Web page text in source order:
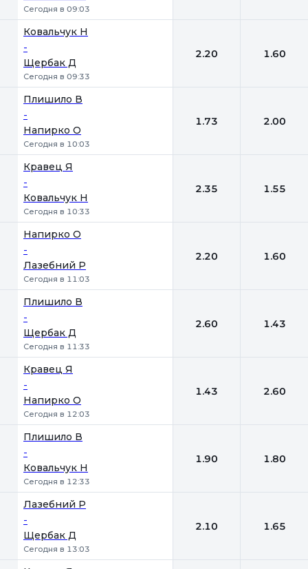
Сегодня в 09:03
Ковальчук Н
-
Щербак Д
Сегодня в 09:33
2.20 1.60
Плишило В
-
Напирко О
Сегодня в 10:03
1.73 2.00
Кравец Я
-
Ковальчук Н
Сегодня в 10:33
2.35 1.55
Напирко О
-
Лазебний Р
Сегодня в 11:03
2.20 1.60
Плишило В
-
Щербак Д
Сегодня в 11:33
2.60 1.43
Кравец Я
-
Напирко О
Сегодня в 12:03
1.43 2.60
Плишило В
-
Ковальчук Н
Сегодня в 12:33
1.90 1.80
Лазебний Р
-
Щербак Д
Сегодня в 13:03
2.10 1.65